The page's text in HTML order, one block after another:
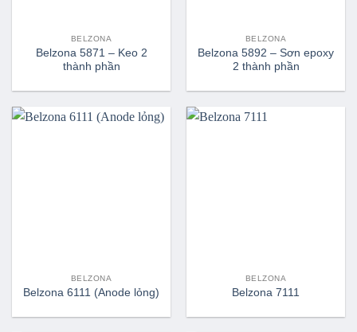
BELZONA
Belzona 5871 – Keo 2
thành phần
BELZONA
Belzona 5892 – Sơn epoxy
2 thành phần
BELZONA
Belzona 6111 (Anode lỏng)
BELZONA
Belzona 7111